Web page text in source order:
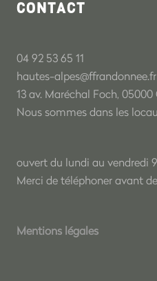
CONTACT
04 92 53 65 11
hautes-alpes@ffrandonnee.fr
13 av. Maréchal Foch, 05000
Nous sommes dans les
ouvert du lundi au vendredi
Merci de téléphoner avant
Mentions légales